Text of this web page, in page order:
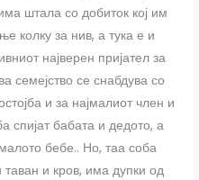
штала со добиток кој им
колку за нив, а тука е и
најверен пријател за
семејство се снабдува со
и за најмалиот член и
спијат бабата и дедото, а
бебе.. Но, таа соба
и кров, има дупки од